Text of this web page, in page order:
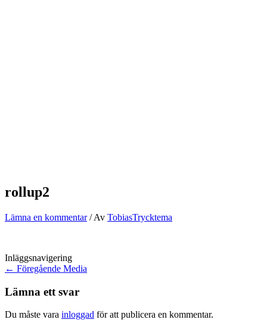
rollup2
Lämna en kommentar / Av TobiasTrycktema
Inläggsnavigering
← Föregående Media
Lämna ett svar
Du måste vara inloggad för att publicera en kommentar.